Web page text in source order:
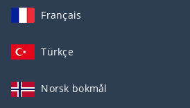
Français
Türkçe
Norsk bokmål